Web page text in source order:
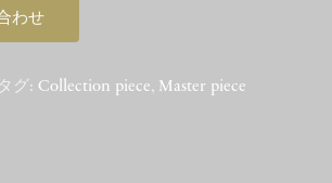
わせ
タグ: Collection piece, Master piece